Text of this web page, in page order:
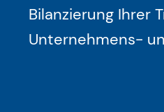
Bilanzierung Ihrer
Unternehmens-